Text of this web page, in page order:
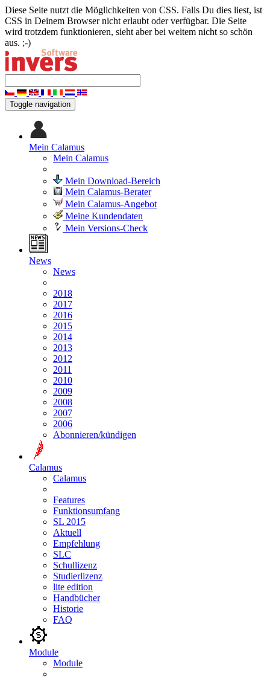
Diese Seite nutzt die Möglichkeiten von CSS. Falls Du dies liest, ist
CSS in Deinem Browser nicht erlaubt oder verfügbar. Die Seite
wird trotzdem funktionieren, sieht aber bei weitem nicht so schön
aus. ;-)
Toggle navigation
Mein Calamus
Mein Calamus
Mein Download-Bereich
Mein Calamus-Berater
Mein Calamus-Angebot
Meine Kundendaten
Mein Versions-Check
News
News
2018
2017
2016
2015
2014
2013
2012
2011
2010
2009
2008
2007
2006
Abonnieren/kündigen
Calamus
Calamus
Features
Funktionsumfang
SL 2015
Aktuell
Empfehlung
SLC
Schullizenz
Studierlizenz
lite edition
Handbücher
Historie
FAQ
Module
Module